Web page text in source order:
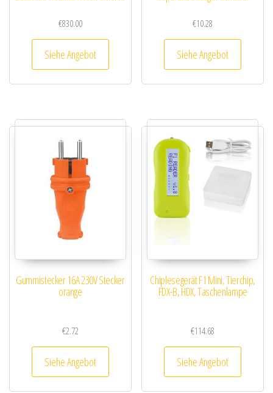
€830.00
Siehe Angebot
€10.28
Siehe Angebot
Gummistecker 16A 230V Stecker
orange
€2.72
Siehe Angebot
Chiplesegerät F1 Mini, Tierchip,
FDX-B, HDX, Taschenlampe
€114.68
Siehe Angebot